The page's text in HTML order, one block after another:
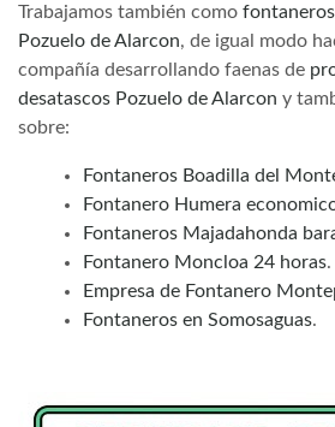
Trabajamos también como
Pozuelo de Alarcon, de igual modo
compañía desarrollando faenas de
desatascos Pozuelo de Alarcon y
sobre:
Fontaneros Boadilla del
Fontanero Humera
Fontaneros Majadahonda
Fontanero Moncloa 24 horas.
Empresa de Fontanero
Fontaneros en Somosaguas.